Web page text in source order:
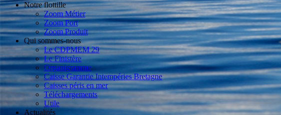
Notre flottille
Zoom Métier
Zoom Port
Zoom Produit
Qui sommes-nous
Le CDPMEM 29
Le Finistère
Organigramme
Caisse Garantie Intempéries Bretagne
Caisses péris en mer
Téléchargements
Utile
Actualités